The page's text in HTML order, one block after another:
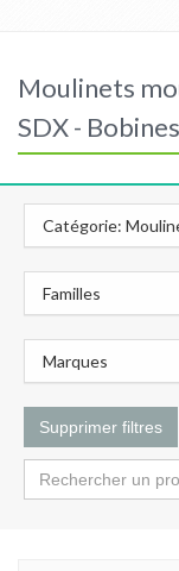
Moulinets
SDX - Bobines
Catégorie:
Familles
Marques
Supprimer filtres